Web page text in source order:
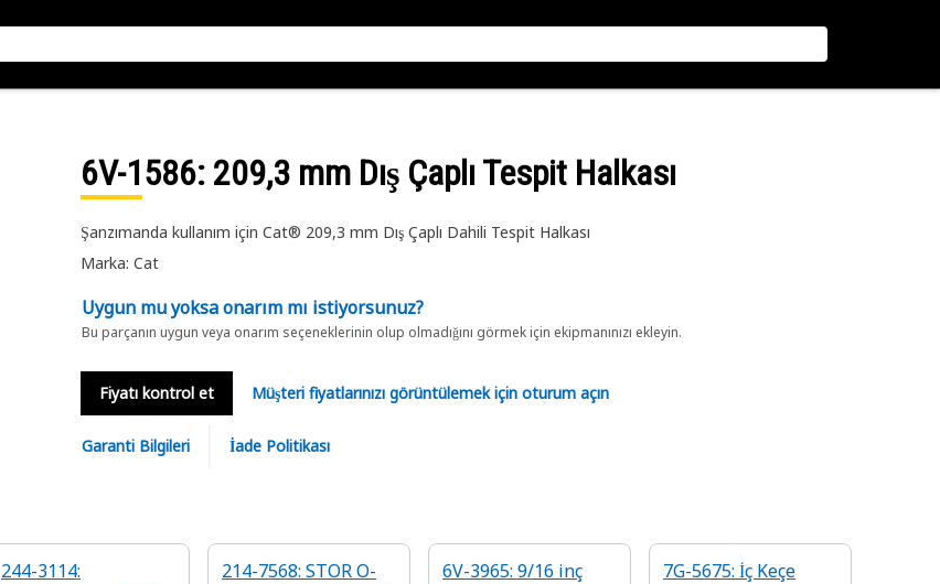
6V-1586: 209,3 mm Dış Çaplı Tespit Halkası
Şanzımanda kullanım için Cat® 209,3 mm Dış Çaplı Dahili Tespit Halkası
Marka: Cat
Uygun mu yoksa onarım mı istiyorsunuz?
Bu parçanın uygun veya onarım seçeneklerinin olup olmadığını görmek için ekipmanınızı ekleyin.
Fiyatı kontrol et Müşteri fiyatlarınızı görüntülemek için oturum açın
Garanti Bilgileri İade Politikası
244-3114:
214-7568: STOR O-
6V-3965: 9/16 inç
7G-5675: İç Keçe